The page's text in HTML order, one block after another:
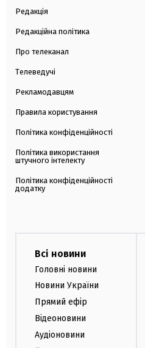
Редакція
Редакційна політика
Про телеканал
Телеведучі
Рекламодавцям
Правила користування
Політика конфіденційності
Політика використання
штучного інтелекту
Політика конфіденційності
додатку
Всі новини
Головні новини
Новини України
Прямий ефір
Відеоновини
Аудіоновини